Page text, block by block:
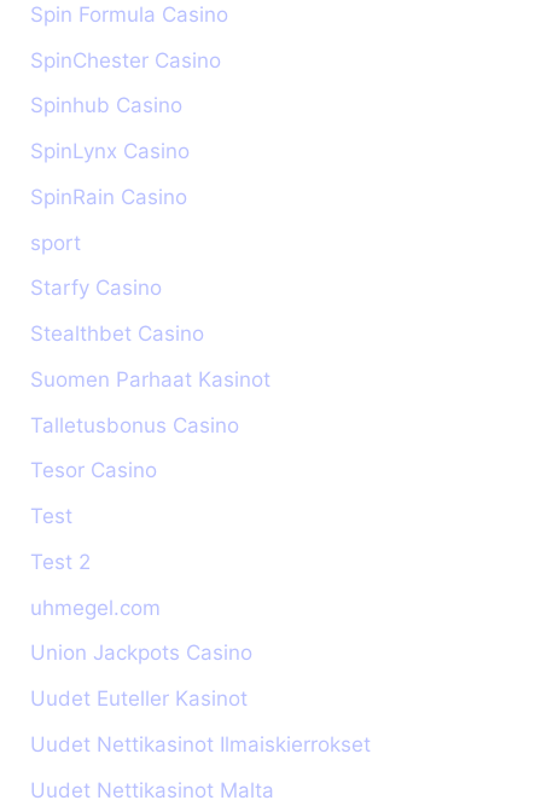
Spin Formula Casino
SpinChester Casino
Spinhub Casino
SpinLynx Casino
SpinRain Casino
sport
Starfy Casino
Stealthbet Casino
Suomen Parhaat Kasinot
Talletusbonus Casino
Tesor Casino
Test
Test 2
uhmegel.com
Union Jackpots Casino
Uudet Euteller Kasinot
Uudet Nettikasinot Ilmaiskierrokset
Uudet Nettikasinot Malta